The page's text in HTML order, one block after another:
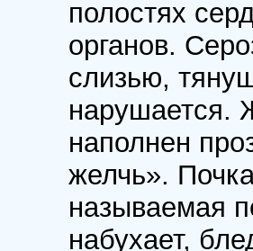
полостях
органов.
слизью,
нарушается.
наполнен
желчь».
называемая
набухает,